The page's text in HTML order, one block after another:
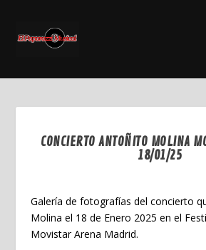
CONCIERTO ANTOÑITO MOLINA
18/01/25
Galería de fotografías del concierto
Molina el 18 de Enero 2025 en el
Movistar Arena Madrid.